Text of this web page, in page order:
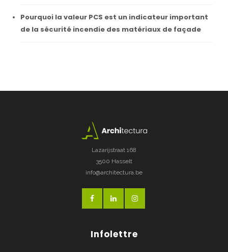
Pourquoi la valeur PCS est un indicateur important
de la sécurité incendie des matériaux de façade
Lazarijstraat 168
3500 Hasselt
info@architectura.be
Infolettre